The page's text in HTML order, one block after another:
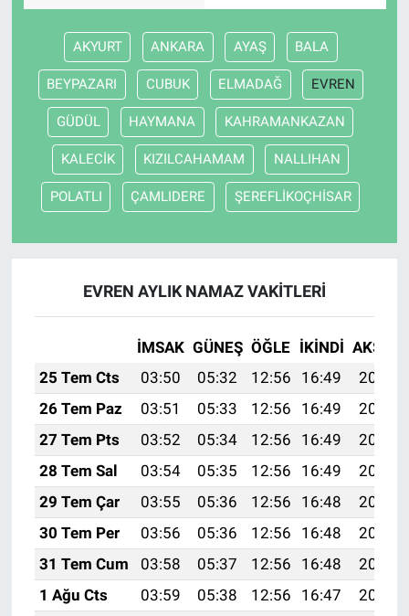
AKYURT ANKARA AYAŞ BALA
BEYPAZARI CUBUK ELMADAĞ EVREN
GÜDÜL HAYMANA KAHRAMANKAZAN
KALECİK KIZILCAHAMAM NALLIHAN
POLATLI ÇAMLIDERE ŞEREFLİKOÇHİSAR
EVREN AYLIK NAMAZ VAKITLERI
İMSAK GÜNEŞ ÖĞLE İKINDI AKŞAM
25 Tem Cts
03:50 05:32 12:56 16:49
20:11
26 Tem Paz
03:51 05:33 12:56 16:49
20:10
27 Tem Pts
03:52 05:34 12:56 16:49
20:09
28 Tem Sal
03:54 05:35 12:56 16:49
20:08
29 Tem Çar
03:55 05:36 12:56 16:48
20:07
30 Tem Per
03:56 05:36 12:56 16:48
20:06
31 Tem Cum
03:58 05:37 12:56 16:48
20:05
1 Ağu Cts
03:59 05:38 12:56 16:47
20:04